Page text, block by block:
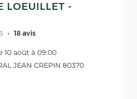
LOEUILLET -
18 avis
10 août à 09:00
JEAN CREPIN 80370